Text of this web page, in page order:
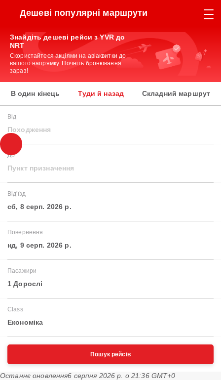
Дешеві популярні маршрути
Знайдіть дешеві рейси з YVR до
NRT
Скористайтеся акціями на авіаквитки до
вашого напрямку. Почніть бронювання
зараз!
В один кінець Туди й назад Складний маршрут
Від
Походження
До
Пункт призначення
Від'їзд
сб, 8 серп. 2026 р.
Повернення
нд, 9 серп. 2026 р.
Пасажири
1 Дорослі
Class
Економіка
Пошук рейсів
Останнє оновлення6 серпня 2026 р. о 21:36 GMT+0